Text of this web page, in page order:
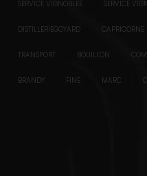
SERVICE VIGNOBLEE SERVICE
DISTILLERIEGOYARD CAPRICORNE
TRANSPORT BOUILLON
BRANDY FINE MARC